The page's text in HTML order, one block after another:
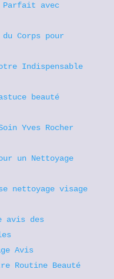
Parfait avec
Corps pour
Indispensable
beauté
Yves Rocher
un Nettoyage
nettoyage visage
avis des
Avis
Routine Beauté